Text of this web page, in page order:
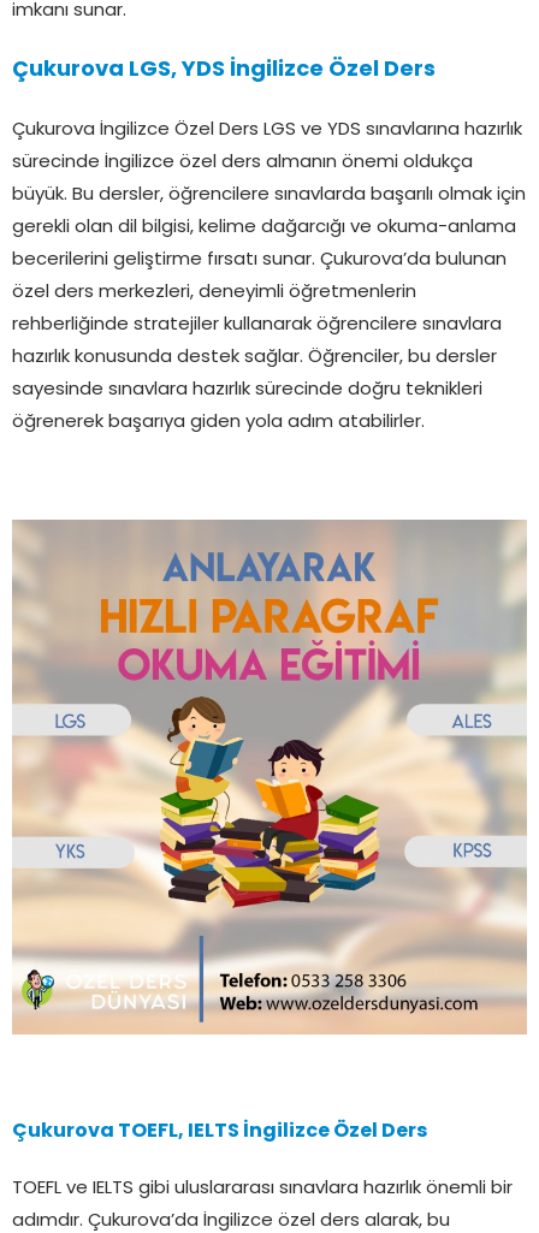
imkanı sunar.
Çukurova LGS, YDS İngilizce Özel Ders
Çukurova İngilizce Özel Ders LGS ve YDS sınavlarına hazırlık
sürecinde İngilizce özel ders almanın önemi oldukça
büyük. Bu dersler, öğrencilere sınavlarda başarılı olmak için
gerekli olan dil bilgisi, kelime dağarcığı ve okuma-anlama
becerilerini geliştirme fırsatı sunar. Çukurova’da bulunan
özel ders merkezleri, deneyimli öğretmenlerin
rehberliğinde stratejiler kullanarak öğrencilere sınavlara
hazırlık konusunda destek sağlar. Öğrenciler, bu dersler
sayesinde sınavlara hazırlık sürecinde doğru teknikleri
öğrenerek başarıya giden yola adım atabilirler.
Çukurova TOEFL, IELTS İngilizce Özel Ders
TOEFL ve IELTS gibi uluslararası sınavlara hazırlık önemli bir
adımdır. Çukurova’da İngilizce özel ders alarak, bu